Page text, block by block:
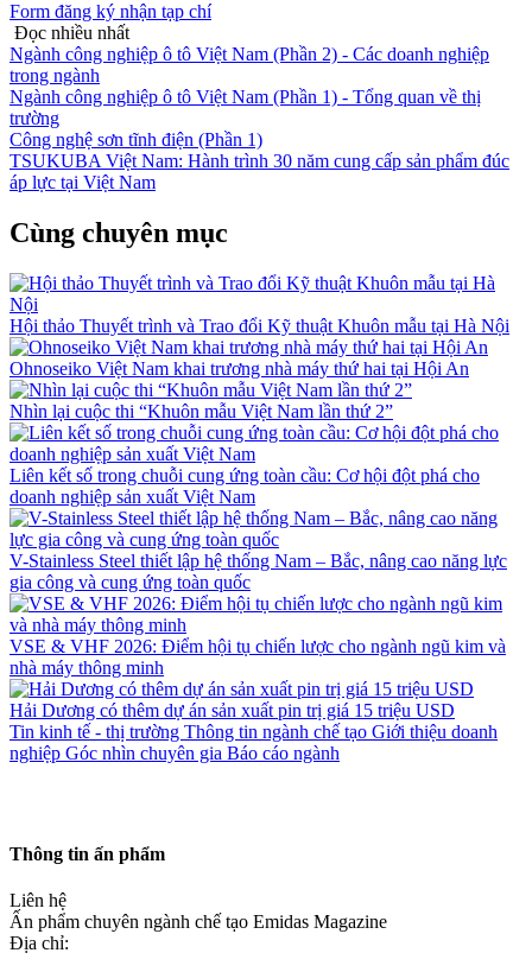
Form đăng ký nhận tạp chí
Đọc nhiều nhất
Ngành công nghiệp ô tô Việt Nam (Phần 2) - Các doanh nghiệp
trong ngành
Ngành công nghiệp ô tô Việt Nam (Phần 1) - Tổng quan về thị
trường
Công nghệ sơn tĩnh điện (Phần 1)
TSUKUBA Việt Nam: Hành trình 30 năm cung cấp sản phẩm đúc
áp lực tại Việt Nam
Cùng chuyên mục
Hội thảo Thuyết trình và Trao đổi Kỹ thuật Khuôn mẫu tại Hà Nội
Ohnoseiko Việt Nam khai trương nhà máy thứ hai tại Hội An
Nhìn lại cuộc thi “Khuôn mẫu Việt Nam lần thứ 2”
Liên kết số trong chuỗi cung ứng toàn cầu: Cơ hội đột phá cho
doanh nghiệp sản xuất Việt Nam
V-Stainless Steel thiết lập hệ thống Nam – Bắc, nâng cao năng lực
gia công và cung ứng toàn quốc
VSE & VHF 2026: Điểm hội tụ chiến lược cho ngành ngũ kim và
nhà máy thông minh
Hải Dương có thêm dự án sản xuất pin trị giá 15 triệu USD
Tin kinh tế - thị trường Thông tin ngành chế tạo Giới thiệu doanh
nghiệp Góc nhìn chuyên gia Báo cáo ngành
Thông tin ấn phẩm
Liên hệ
Ấn phẩm chuyên ngành chế tạo Emidas Magazine
Địa chỉ: